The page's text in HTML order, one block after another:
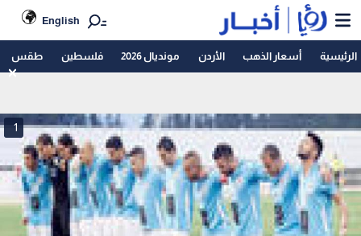
English
الرئيسية أسعار الذهب الأردن مونديال 2026 فلسطين طقس
1